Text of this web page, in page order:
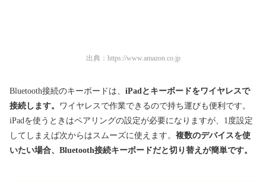
出典： https://www.amazon.co.jp
Bluetooth接続のキーボードは、 iPadとキーボードをワイヤレスで
接続します。
ワイヤレスで作業できるので持ち運びも便利です。
iPadを使うときはペアリングの設定が必要になりますが、1度設定
してしまえば次からはスムーズに使えます。 複数のデバイスを使
いたい場合、Bluetooth接続キーボードだと切り替えが簡単です。